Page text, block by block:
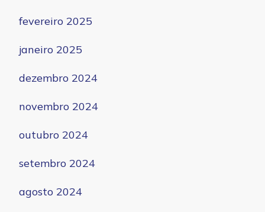
fevereiro 2025
janeiro 2025
dezembro 2024
novembro 2024
outubro 2024
setembro 2024
agosto 2024